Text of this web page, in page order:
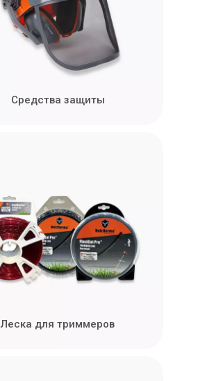
Средства защиты
Леска для триммеров